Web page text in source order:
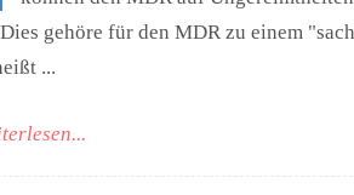
gehöre für den MDR zu einem
...